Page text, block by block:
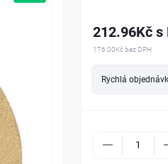
212.96Kč s
176.00Kč bez DPH
Rychlá